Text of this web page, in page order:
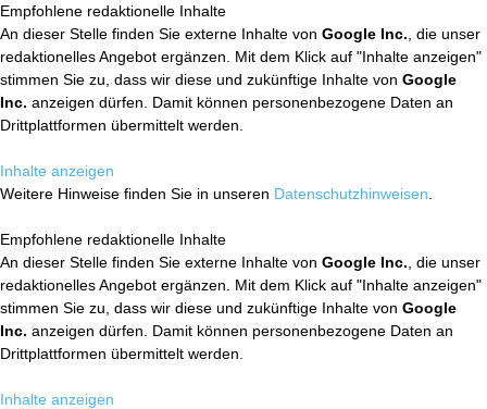
Empfohlene redaktionelle Inhalte
An dieser Stelle finden Sie externe Inhalte von Google Inc. , die unser
redaktionelles Angebot ergänzen. Mit dem Klick auf "Inhalte anzeigen"
stimmen Sie zu, dass wir diese und zukünftige Inhalte von Google
Inc. anzeigen dürfen. Damit können personenbezogene Daten an
Drittplattformen übermittelt werden.
Inhalte anzeigen
Weitere Hinweise finden Sie in unseren Datenschutzhinweisen
Empfohlene redaktionelle Inhalte
An dieser Stelle finden Sie externe Inhalte von Google Inc. , die unser
redaktionelles Angebot ergänzen. Mit dem Klick auf "Inhalte anzeigen"
stimmen Sie zu, dass wir diese und zukünftige Inhalte von Google
Inc. anzeigen dürfen. Damit können personenbezogene Daten an
Drittplattformen übermittelt werden.
Inhalte anzeigen